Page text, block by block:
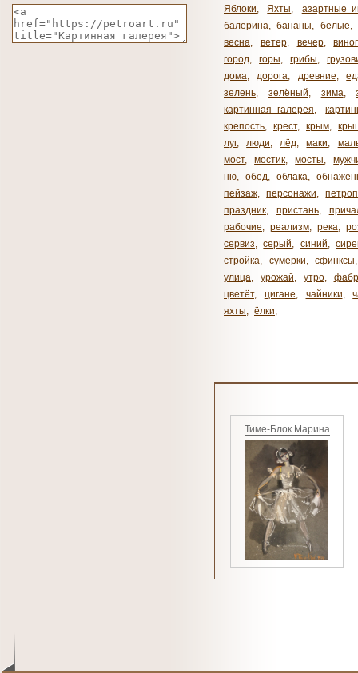
Яблоки, Яхты,
азартные
балерина, бананы, белые,
весна, ветер, вечер,
город, горы, грибы,
дома, дорога, древние,
зелень, зелёный, зима,
картинная галерея,
крепость, крест, крым,
луг, люди, лёд, маки,
мост, мостик, мосты,
ню, обед, облака,
пейзаж, персонажи,
праздник, пристань,
рабочие, реализм, река,
сервиз, серый, синий,
стройка, сумерки, сфинксы
улица, урожай, утро,
цветёт, цигане, чайники,
яхты, ёлки,
Тиме-Блок Марина